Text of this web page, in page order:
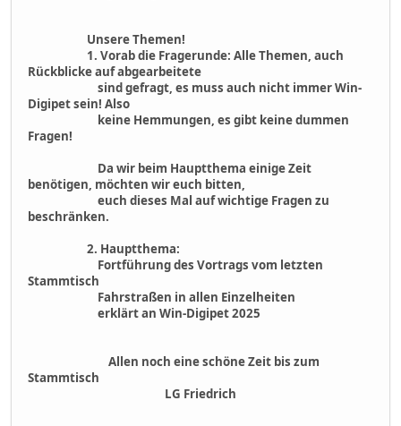
Unsere Themen!
1. Vorab die Fragerunde: Alle Themen, auch
Rückblicke auf abgearbeitete
sind gefragt, es muss auch nicht immer Win-
Digipet sein! Also
keine Hemmungen, es gibt keine dummen
Fragen!
Da wir beim Hauptthema einige Zeit
benötigen, möchten wir euch bitten,
euch dieses Mal auf wichtige Fragen zu
beschränken.
2. Hauptthema:
Fortführung des Vortrags vom letzten
Stammtisch
Fahrstraßen in allen Einzelheiten
erklärt an Win-Digipet 2025
Allen noch eine schöne Zeit bis zum
Stammtisch
LG Friedrich